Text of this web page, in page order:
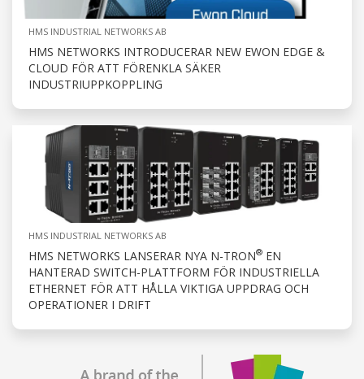
HMS INDUSTRIAL NETWORKS AB
HMS NETWORKS INTRODUCERAR NEW EWON EDGE &
CLOUD FÖR ATT FÖRENKLA SÄKER
INDUSTRIUPPKOPPLING
HMS INDUSTRIAL NETWORKS AB
HMS NETWORKS LANSERAR NYA N-TRON® EN
HANTERAD SWITCH-PLATTFORM FÖR INDUSTRIELLA
ETHERNET FÖR ATT HÅLLA VIKTIGA UPPDRAG OCH
OPERATIONER I DRIFT